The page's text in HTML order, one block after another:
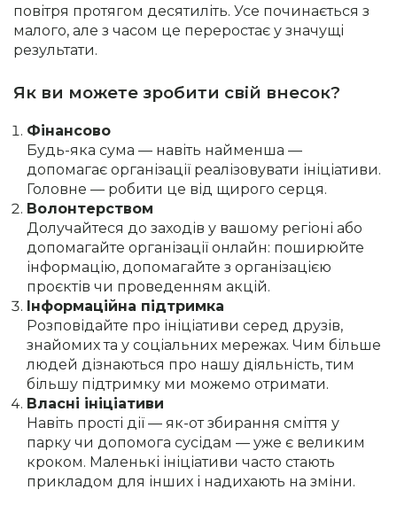
повітря протягом десятиліть. Усе починається з
малого, але з часом це переростає у значущі
результати.
Як ви можете зробити свій внесок?
Фінансово
Будь-яка сума — навіть найменша —
допомагає організації реалізовувати ініціативи.
Головне — робити це від щирого серця.
Волонтерством
Долучайтеся до заходів у вашому регіоні або
допомагайте організації онлайн: поширюйте
інформацію, допомагайте з організацією
проєктів чи проведенням акцій.
Інформаційна підтримка
Розповідайте про ініціативи серед друзів,
знайомих та у соціальних мережах. Чим більше
людей дізнаються про нашу діяльність, тим
більшу підтримку ми можемо отримати.
Власні ініціативи
Навіть прості дії — як-от збирання сміття у
парку чи допомога сусідам — уже є великим
кроком. Маленькі ініціативи часто стають
прикладом для інших і надихають на зміни.